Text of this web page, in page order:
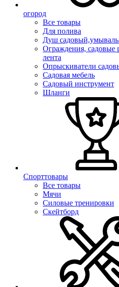
огород
Все товары
Для полива
Душ
Ограждения, садовые
лента
Опрыскиватели
Садовая мебель
Садовый инструмент
Шланги
Спорттовары
Все товары
Мячи
Силовые тренировки
Скейтборд